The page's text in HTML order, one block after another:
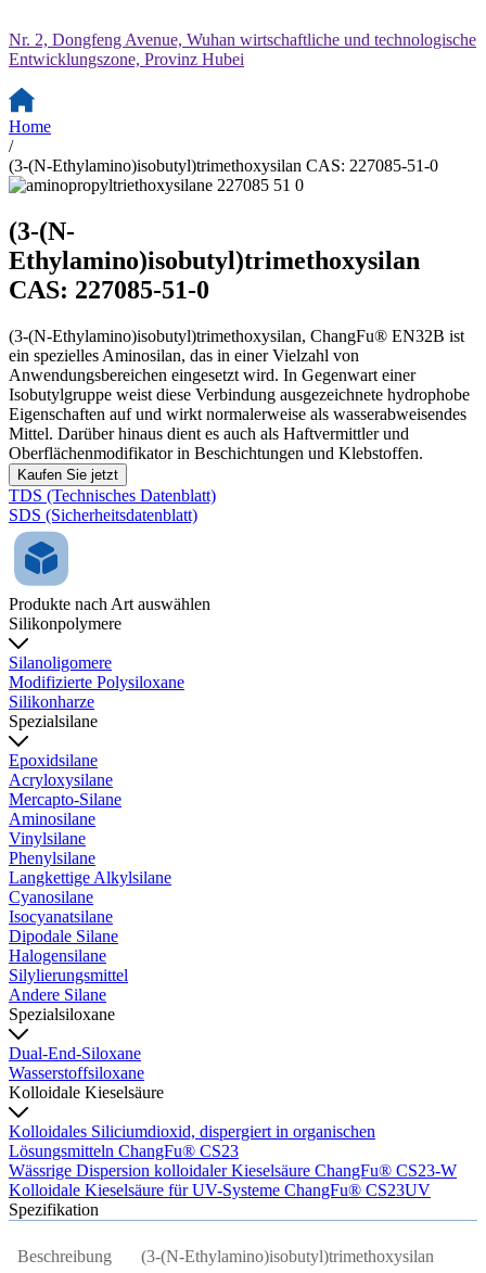
Nr. 2, Dongfeng Avenue, Wuhan wirtschaftliche und technologische
Entwicklungszone, Provinz Hubei
Home
/
(3-(N-Ethylamino)isobutyl)trimethoxysilan CAS: 227085-51-0
(3-(N-
Ethylamino)isobutyl)trimethoxysilan
CAS: 227085-51-0
(3-(N-Ethylamino)isobutyl)trimethoxysilan, ChangFu® EN32B ist
ein spezielles Aminosilan, das in einer Vielzahl von
Anwendungsbereichen eingesetzt wird. In Gegenwart einer
Isobutylgruppe weist diese Verbindung ausgezeichnete hydrophobe
Eigenschaften auf und wirkt normalerweise als wasserabweisendes
Mittel. Darüber hinaus dient es auch als Haftvermittler und
Oberflächenmodifikator in Beschichtungen und Klebstoffen.
Kaufen Sie jetzt
TDS (Technisches Datenblatt)
SDS (Sicherheitsdatenblatt)
Produkte nach Art auswählen
Silikonpolymere
Silanoligomere
Modifizierte Polysiloxane
Silikonharze
Spezialsilane
Epoxidsilane
Acryloxysilane
Mercapto-Silane
Aminosilane
Vinylsilane
Phenylsilane
Langkettige Alkylsilane
Cyanosilane
Isocyanatsilane
Dipodale Silane
Halogensilane
Silylierungsmittel
Andere Silane
Spezialsiloxane
Dual-End-Siloxane
Wasserstoffsiloxane
Kolloidale Kieselsäure
Kolloidales Siliciumdioxid, dispergiert in organischen
Lösungsmitteln ChangFu® CS23
Wässrige Dispersion kolloidaler Kieselsäure ChangFu® CS23-W
Kolloidale Kieselsäure für UV-Systeme ChangFu® CS23UV
Spezifikation
Beschreibung (3-(N-Ethylamino)isobutyl)trimethoxysilan